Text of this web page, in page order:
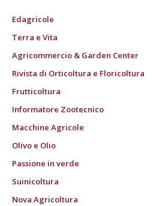
Edagricole
Terra e Vita
Agricommercio & Garden Center
Rivista di Orticoltura e Floricoltura
Frutticoltura
Informatore Zootecnico
Macchine Agricole
Olivo e Olio
Passione in verde
Suinicoltura
Nova Agricoltura